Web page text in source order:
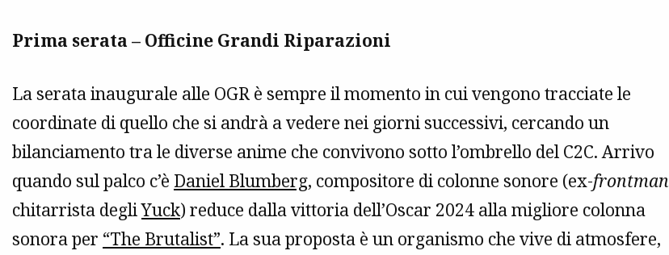
Prima serata – Officine Grandi Riparazioni
La serata inaugurale alle OGR è sempre il momento in cui vengono tracciate le
coordinate di quello che si andrà a vedere nei giorni successivi, cercando un
bilanciamento tra le diverse anime che convivono sotto l’ombrello del C2C. Arrivo
quando sul palco c’è Daniel Blumberg, compositore di colonne sonore (ex-frontman
chitarrista degliYuck) reduce dalla vittoria dell’Oscar 2024 alla migliore colonna
sonora per “The Brutalist”. La sua proposta è un organismo che vive di atmosfere,